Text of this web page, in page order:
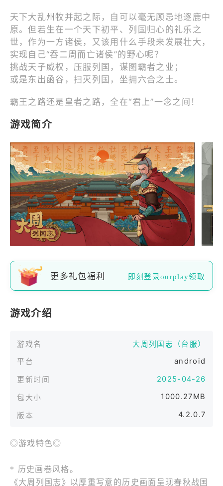
天下大乱州牧并起之际，自可以毫无顾忌地逐鹿中
原。但若生在一个天下初平、列国归心的礼乐之
世，作为一方诸侯，又该用什么手段来发展壮大，
实现自己“吞二周而亡诸侯”的野心呢？
挑战天子威权，压服列国，谋图霸者之业；
或是东出函谷，扫灭列国，坐拥六合之土。
霸王之路还是皇者之路，全在“君上”一念之间！
游戏简介
更多礼包福利 即刻登录ourplay领取
游戏介绍
游戏名
大周列国志（台服）
平台
android
更新时间 2025-04-26
包大小 1000.27MB
版本 4.2.0.7
◎游戏特色◎
* 历史画卷风格。
《大周列国志》以厚重写意的历史画面呈现春秋战国